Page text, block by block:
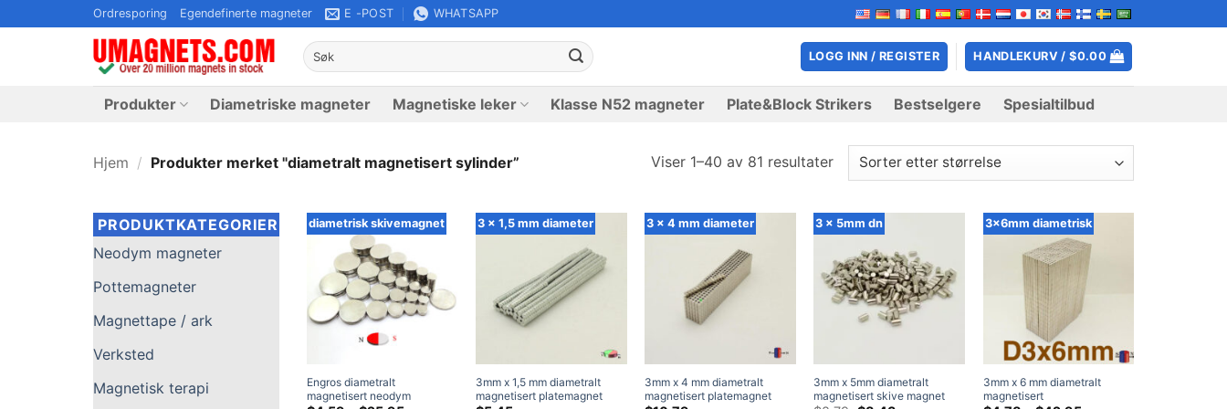
til
Ordresporing Egendefinerte magneter E -POST WHATSAPP
Søk
etter:
LOGG INN / REGISTER HANDLEKURV /$0.00
Produkter Diametriske magneter Magnetiske leker Klasse N52 magneter Plate&Block Strikers Bestselgere Spesialtilbud
Hjem / Produkter merket "diametralt magnetisert sylinder” Viser 1–40 av 81 resultater
PRODUKTKATEGORIER
Neodym magneter
Pottemagneter
Magnettape / ark
Verksted
Magnetisk terapi
diametrisk skivemagnet
Engros diametralt
magnetisert neodym
3 x 1,5 mm diameter
3mm x 1,5 mm diametralt
magnetisert platemagnet
3 x 4 mm diameter
3mm x 4 mm diametralt
magnetisert platemagnet
3 x 5mm dn
3mm x 5mm diametralt
magnetisert skive magnet
3x6mm diametrisk
3mm x 6 mm diametralt
magnetisert